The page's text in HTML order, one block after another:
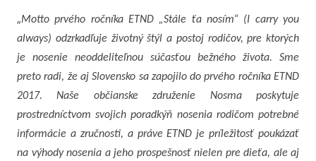
„Motto prvého ročníka ETND „Stále ťa nosím“ (I carry you
always) odzrkadľuje životný štýl a postoj rodičov, pre ktorých
je nosenie neoddeliteľnou súčasťou bežného života. Sme
preto radi, že aj Slovensko sa zapojilo do prvého ročníka ETND
2017. Naše občianske združenie Nosma poskytuje
prostredníctvom svojich poradkýň nosenia rodičom potrebné
informácie a zručnosti, a práve ETND je príležitosť poukázať
na výhody nosenia a jeho prospešnosť nielen pre dieťa, ale aj